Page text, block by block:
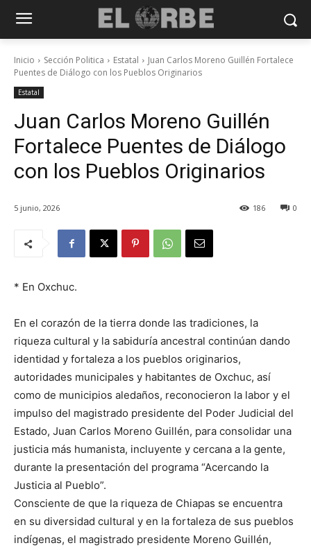
Inicio Sección Politica Estatal
Juan Carlos Moreno Guillén Fortalece
Puentes de Diálogo con los Pueblos Originarios
Estatal
Juan Carlos Moreno Guillén
Fortalece Puentes de Diálogo
con los Pueblos Originarios
5 junio, 2026 0
186
* En Oxchuc.
En el corazón de la tierra donde las tradiciones, la
riqueza cultural y la sabiduría ancestral continúan dando
identidad y fortaleza a los pueblos originarios,
autoridades municipales y habitantes de Oxchuc, así
como de municipios aledaños, reconocieron la labor y el
impulso del magistrado presidente del Poder Judicial del
Estado, Juan Carlos Moreno Guillén, para consolidar una
justicia más humanista, incluyente y cercana a la gente,
durante la presentación del programa “Acercando la
Justicia al Pueblo”.
Consciente de que la riqueza de Chiapas se encuentra
en su diversidad cultural y en la fortaleza de sus pueblos
indígenas, el magistrado presidente Moreno Guillén,